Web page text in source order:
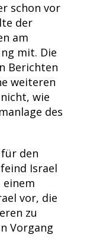
schon vor
der
am
mit. Die
Berichten
weiteren
wie
des
den
Israel
vor, die
zu
Vorgang